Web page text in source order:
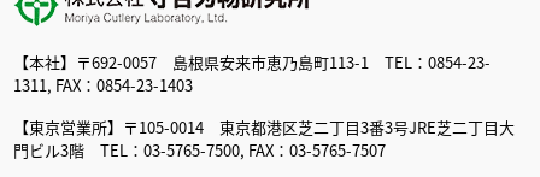
【本社】〒692-0057 島根県安来市恵乃島町113-1 TEL：0854-23-
1311, FAX：0854-23-1403
【東京営業所】〒105-0014 東京都港区芝二丁目3番3号JRE芝二丁目大
門ビル3階 TEL：03-5765-7500, FAX：03-5765-7507